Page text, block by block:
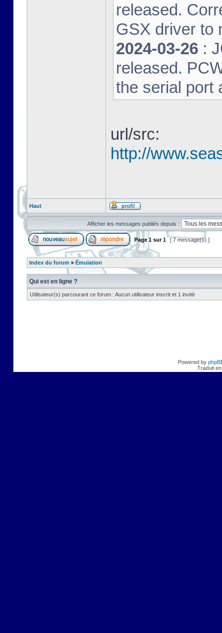
released.
GSX driver to
2024-03-26 :
released.
the serial port
url/src:
http://
Haut
Afficher les messages publiés depuis :
Page 1 sur1 [ 7 message(s) ]
Index du forum » Émulation
Qui est en ligne ?
Utilisateur(s) parcourant ce forum : Aucun utilisateur inscrit et 1 invité
Powered by
Traduit